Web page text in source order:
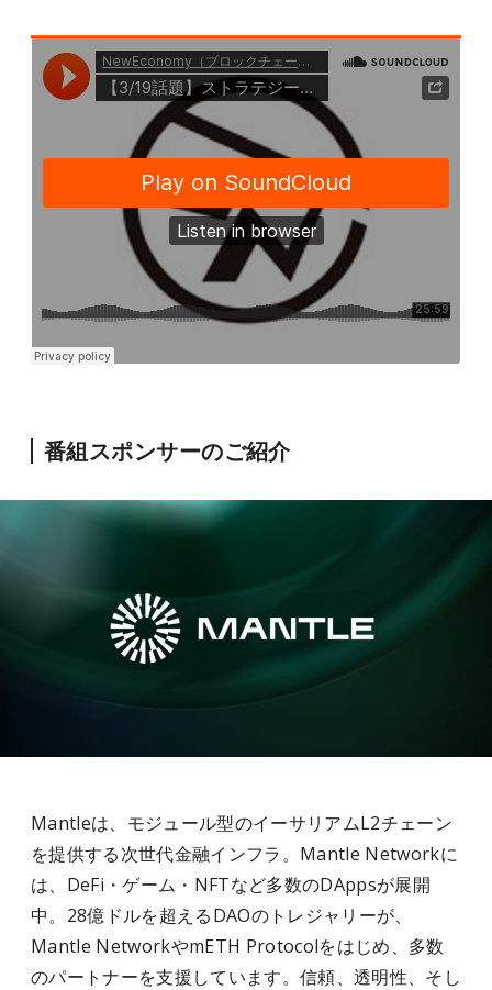
番組スポンサーのご紹介
Mantleは、モジュール型のイーサリアムL2チェーン
を提供する次世代金融インフラ。Mantle Networkに
は、DeFi・ゲーム・NFTなど多数のDAppsが展開
中。28億ドルを超えるDAOのトレジャリーが、
Mantle NetworkやmETH Protocolをはじめ、多数
のパートナーを支援しています。信頼、透明性、そし